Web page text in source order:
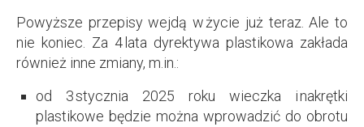
Powyższe przepisy wejdą w życie już teraz. Ale to
nie koniec. Za 4 lata dyrektywa plastikowa zakłada
również inne zmiany, m.in.:
od 3 stycznia 2025 roku wieczka i nakrętki
plastikowe będzie można wprowadzić do obrotu